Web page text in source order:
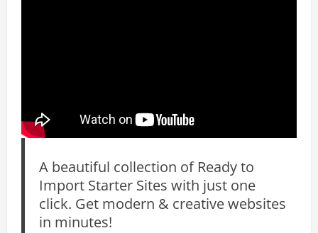
A beautiful collection of Ready to
Import Starter Sites with just one
click. Get modern & creative websites
in minutes!